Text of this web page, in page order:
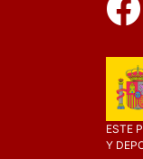
ESTE
Y